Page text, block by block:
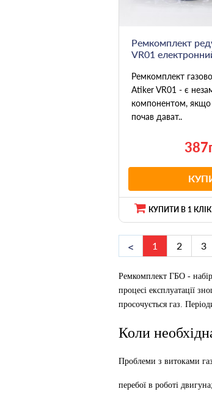
Ремкомплект
VR01
Ремкомплект
Atiker VR01 - є
компонентом,
почав дават..
КУПИТИ В 1 КЛІК
1 2 3
Ремкомплект ГБО - набір
процесі експлуатації
просочується газ.
Коли
Проблеми з витоками
перебої в роботі двигуна;